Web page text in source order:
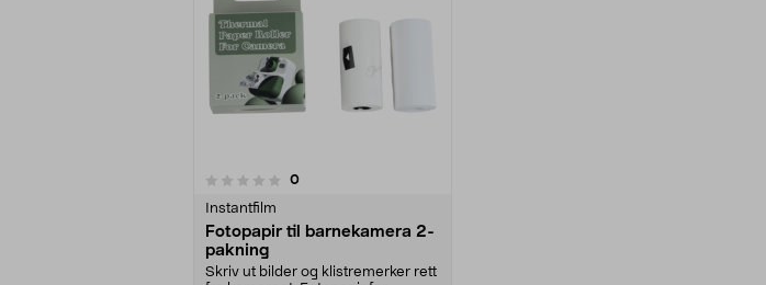
0anmeldelser
Instantfilm
Fotopapir til barnekamera 2-
pakning
Skriv ut bilder og klistremerker rett